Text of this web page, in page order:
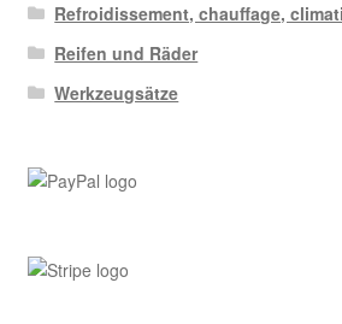
Refroidissement, chauffage,
Reifen und Räder
Werkzeugsätze